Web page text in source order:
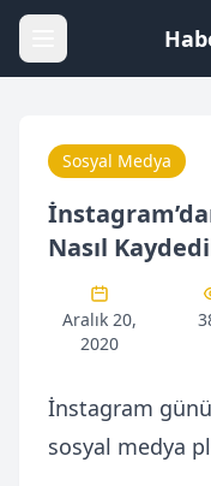
Sosyal Medya
Nasıl
Aralık 20,
2020
İnstagram
sosyal medya